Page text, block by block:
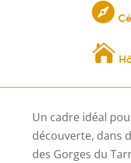


Un cadre idéal
découverte, dans
des Gorges du